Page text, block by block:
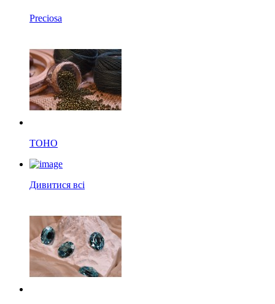
Preciosa
TOHO
Дивитися всі